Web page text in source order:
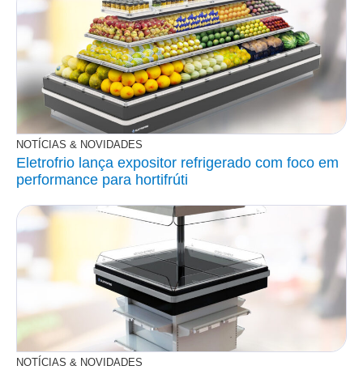
NOTÍCIAS & NOVIDADES
Eletrofrio lança expositor refrigerado com foco em
performance para hortifrúti
NOTÍCIAS & NOVIDADES